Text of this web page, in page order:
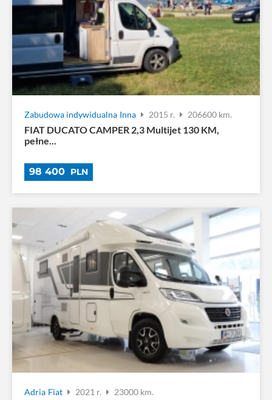
Zabudowa indywidualna Inna 2015 r. 206600 km.
FIAT DUCATO CAMPER 2,3 Multijet 130 KM,
pełne...
98 400 PLN
Adria Fiat 2021 r. 23000 km.